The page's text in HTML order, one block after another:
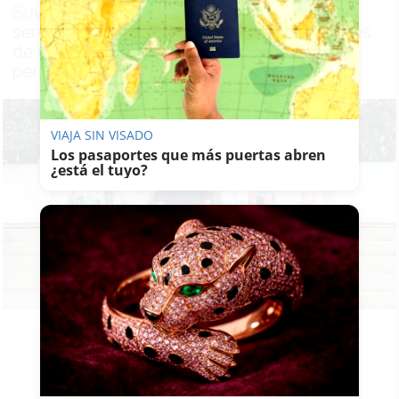
Suvipuerto, asumirá la gestión directa del
servicio, con un presupuesto de 5,4 millones
de euros y atendiendo a cerca de 500
personas dependientes
FRANCISCO
ROMERO
16/06/2026
VIAJA SIN VISADO
Los pasaportes que más puertas abren
¿está el tuyo?